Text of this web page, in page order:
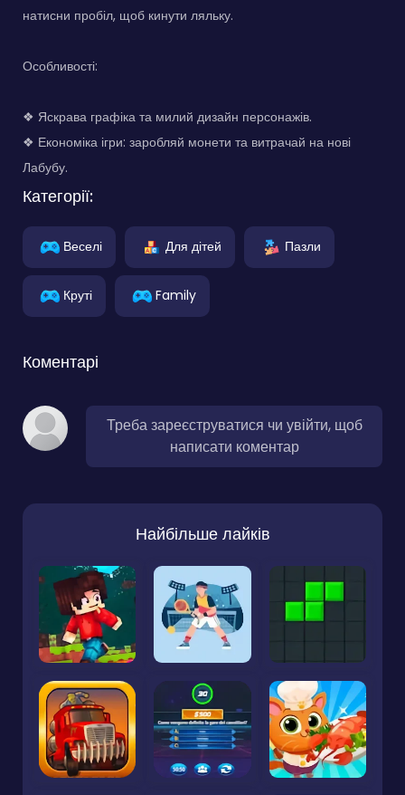
натисни пробіл, щоб кинути ляльку.
Особливості:
❖ Яскрава графіка та милий дизайн персонажів.
❖ Економіка ігри: заробляй монети та витрачай на нові
Лабубу.
Категорії:
Веселі Для дітей Пазли
Круті Family
Коментарі
Треба зареєструватися чи увійти, щоб
написати коментар
Найбільше лайків